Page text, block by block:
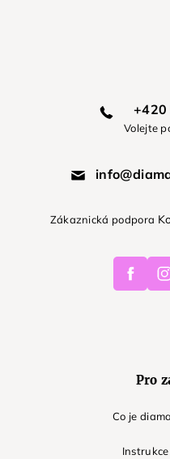
+420
Volejte
Zákaznická podpora
Pro
Co je